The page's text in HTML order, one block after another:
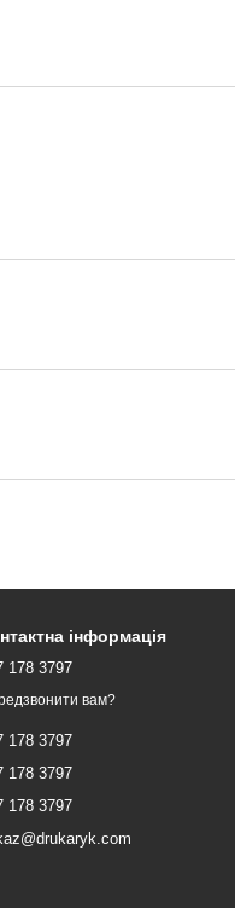
інформація
178 3797
вам?
178 3797
178 3797
178 3797